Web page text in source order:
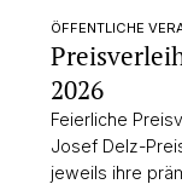
ÖFFENTLICHE
2026
Feierliche
Josef Delz-
jeweils ihre